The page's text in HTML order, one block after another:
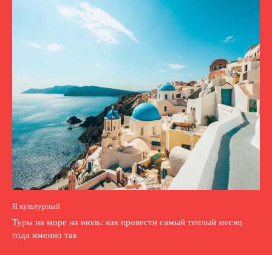
Я культурный
Туры на море на июль: как провести самый теплый месяц
года именно так